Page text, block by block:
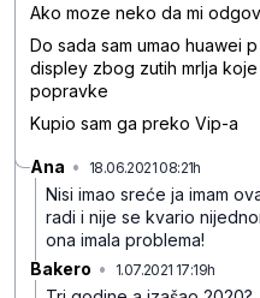
Ako moze neko da mi
Do sada sam umao huawei
displey zbog zutih mrlja
popravke
Kupio sam ga preko Vip-a
Ana • 18.06.2021 08:21h
Nisi imao sreće ja imam
radi i nije se kvario
ona imala problema!
Bakero • 1.07.2021 17:19h